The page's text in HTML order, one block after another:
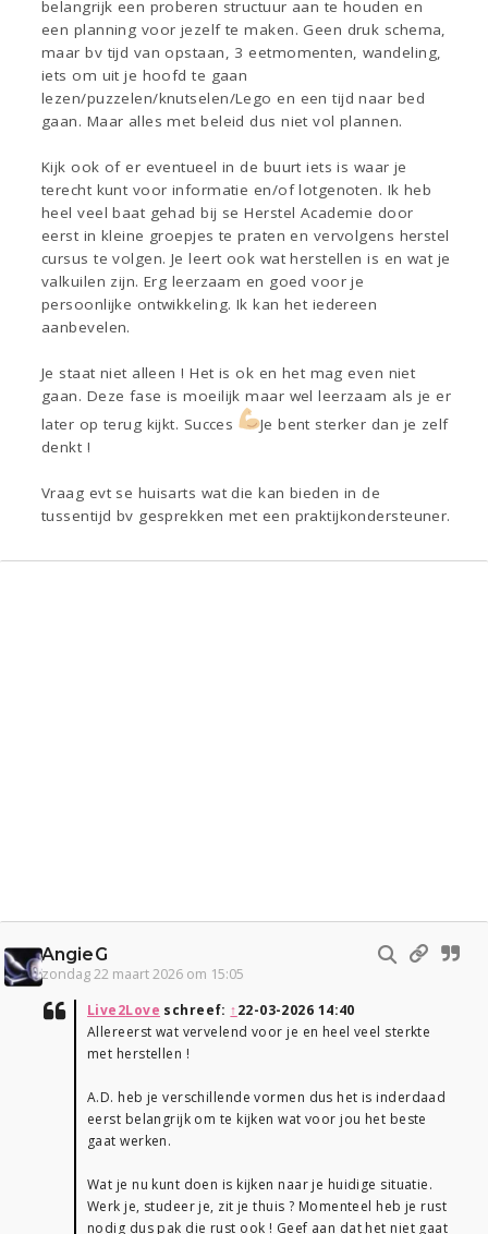
belangrijk een proberen structuur aan te houden en
een planning voor jezelf te maken. Geen druk schema,
maar bv tijd van opstaan, 3 eetmomenten, wandeling,
iets om uit je hoofd te gaan
lezen/puzzelen/knutselen/Lego en een tijd naar bed
gaan. Maar alles met beleid dus niet vol plannen.
Kijk ook of er eventueel in de buurt iets is waar je
terecht kunt voor informatie en/of lotgenoten. Ik heb
heel veel baat gehad bij se Herstel Academie door
eerst in kleine groepjes te praten en vervolgens herstel
cursus te volgen. Je leert ook wat herstellen is en wat je
valkuilen zijn. Erg leerzaam en goed voor je
persoonlijke ontwikkeling. Ik kan het iedereen
aanbevelen.
Je staat niet alleen ! Het is ok en het mag even niet
gaan. Deze fase is moeilijk maar wel leerzaam als je er
later op terug kijkt. Succes
Je bent sterker dan je zelf
denkt !
Vraag evt se huisarts wat die kan bieden in de
tussentijd bv gesprekken met een praktijkondersteuner.
AngieG
zondag 22 maart 2026 om 15:05
Live2Love schreef: ↑22-03-2026 14:40
Allereerst wat vervelend voor je en heel veel sterkte
met herstellen !
A.D. heb je verschillende vormen dus het is inderdaad
eerst belangrijk om te kijken wat voor jou het beste
gaat werken.
Wat je nu kunt doen is kijken naar je huidige situatie.
Werk je, studeer je, zit je thuis ? Momenteel heb je rust
nodig dus pak die rust ook ! Geef aan dat het niet gaat